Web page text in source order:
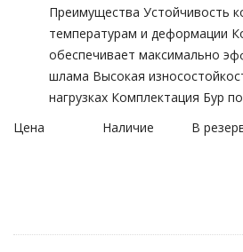
Преимущества Устойчивость
температурам и деформации
обеспечивает максимально
шлама Высокая
нагрузках Комплектация Бур
Цена
Наличие В